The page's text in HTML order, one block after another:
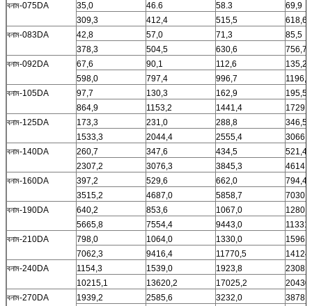
বনাম-075DA
35,0 46.6 58.3
69,9
309,3
412,4 515,5
618,6
বনাম-083DA
42,8 57,0 71,3
85,5
378,3
504,5 630,6
756,7
বনাম-092DA
67,6 90,1 112,6
135,2
598,0
797,4 996,7
1196,1
বনাম-105DA
97,7 130,3 162,9
195,5
864,9
1153,2 1441,4
1729,7
বনাম-125DA
173,3 231,0 288,8
346,5
1533,3
2044,4 2555,4
3066,5
বনাম-140DA
260,7 347,6 434,5
521,4
2307,2
3076,3 3845,3
4614,4
বনাম-160DA
397,2 529,6 662,0
794,4
3515,2
4687,0 5858,7
7030,4
বনাম-190DA
640,2 853,6 1067,0
1280,4
5665,8
7554,4 9443,0
বনাম-210DA
798,0 1064,0 1330,0
1596,0
7062,3
9416,4 11770,5
বনাম-240DA
1154,3 1539,0 1923,8
2308,5
10215,1
13620,2 17025,2
বনাম-270DA
1939,2 2585,6 3232,0
3878,4